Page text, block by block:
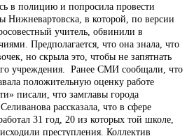
в полицию и попросила провести
Нижневартовска, в которой, по версии
учитель, обвинили в
Предполагается, что она знала, что
но скрыла это, чтобы не запятнать
учреждения. Ранее СМИ сообщали, что
положительную оценку работе
писали, что замглавы города
рассказала, что в сфере
31 год, 20 из которых той школе,
преступления. Коллектив